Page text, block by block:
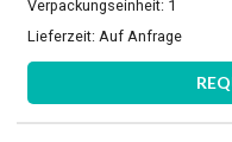
Verpackungseinheit: 1
Lieferzeit: Auf Anfrage